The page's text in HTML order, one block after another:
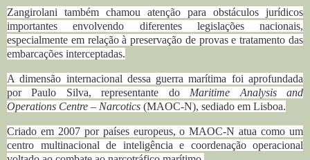
Zangirolani também chamou atenção para obstáculos jurídicos
importantes envolvendo diferentes legislações nacionais,
especialmente em relação à preservação de provas e tratamento das
embarcações interceptadas.
A dimensão internacional dessa guerra marítima foi aprofundada
por Paulo Silva, representante do Maritime Analysis and
Operations Centre – Narcotics (MAOC-N), sediado em Lisboa.
Criado em 2007 por países europeus, o MAOC-N atua como um
centro multinacional de inteligência e coordenação operacional